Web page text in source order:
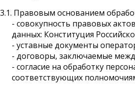
3.1. Правовым основанием
- совокупность правовых
данных: Конституция
- уставные документы
- договоры, заключаемые
- согласие на обработку
соответствующих